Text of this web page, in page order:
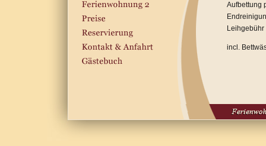
Aufbettung
incl.